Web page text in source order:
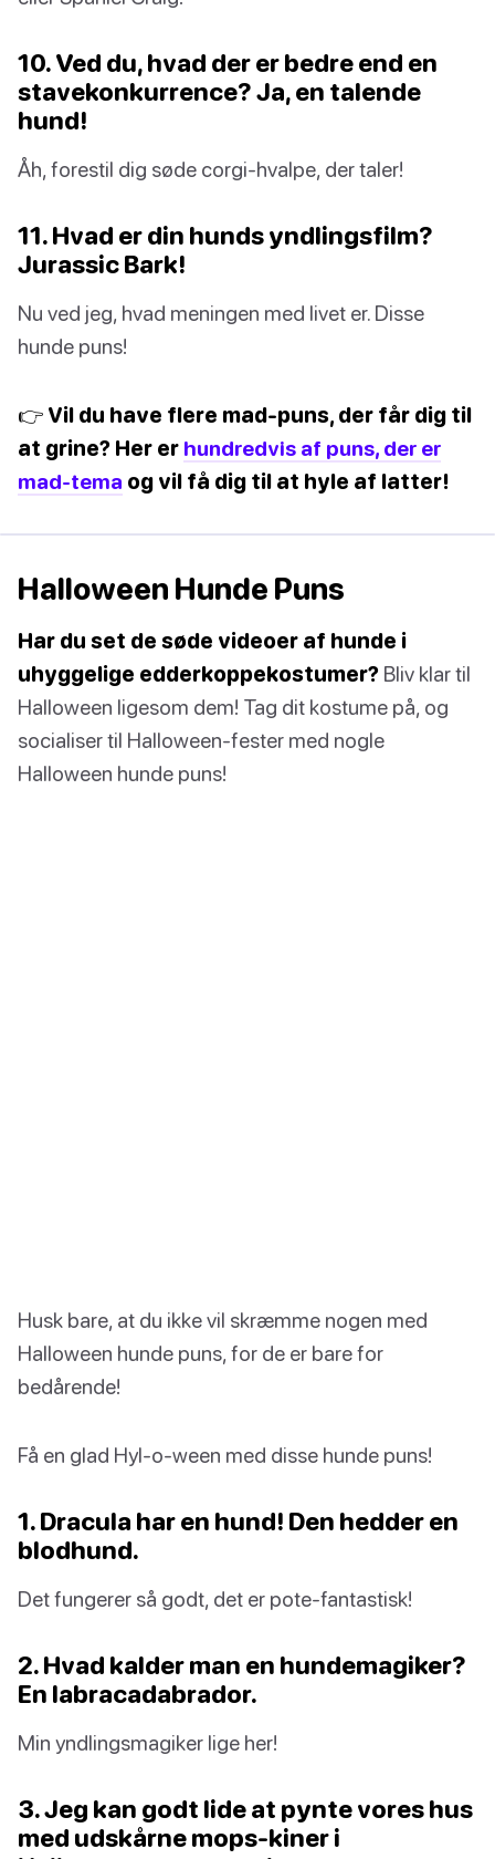
10. Ved du, hvad der er bedre end en
stavekonkurrence? Ja, en talende
hund!
Åh, forestil dig søde corgi-hvalpe, der taler!
11. Hvad er din hunds yndlingsfilm?
Jurassic Bark!
Nu ved jeg, hvad meningen med livet er. Disse
hunde puns!
👉 Vil du have flere mad-puns, der får dig til
at grine? Her er hundredvis af puns, der er
mad-tema og vil få dig til at hyle af latter!
Halloween Hunde Puns
Har du set de søde videoer af hunde i
uhyggelige edderkoppekostumer? Bliv klar til
Halloween ligesom dem! Tag dit kostume på, og
socialiser til Halloween-fester med nogle
Halloween hunde puns!
Husk bare, at du ikke vil skræmme nogen med
Halloween hunde puns, for de er bare for
bedårende!
Få en glad Hyl-o-ween med disse hunde puns!
1. Dracula har en hund! Den hedder en
blodhund.
Det fungerer så godt, det er pote-fantastisk!
2. Hvad kalder man en hundemagiker?
En labracadabrador.
Min yndlingsmagiker lige her!
3. Jeg kan godt lide at pynte vores hus
med udskårne mops-kiner i